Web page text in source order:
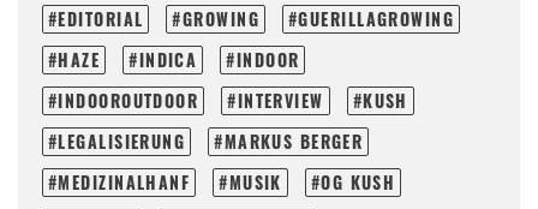
EDITORIAL
GROWING
GUERILLAGROWING
HAZE
INDICA
INDOOR
INDOOROUTDOOR
INTERVIEW
KUSH
LEGALISIERUNG
MARKUS BERGER
MEDIZINALHANF
MUSIK
OG KUSH